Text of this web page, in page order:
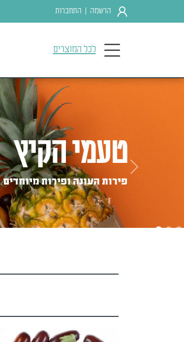
הרשמה התחברות
לכל המוצרים
טעמי הקיץ
פירות העונה ופירות מיוחדים
Previous